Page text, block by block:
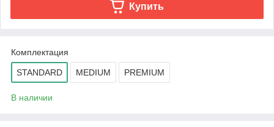
Купить
Комплектация
STANDARD MEDIUM PREMIUM
В наличии